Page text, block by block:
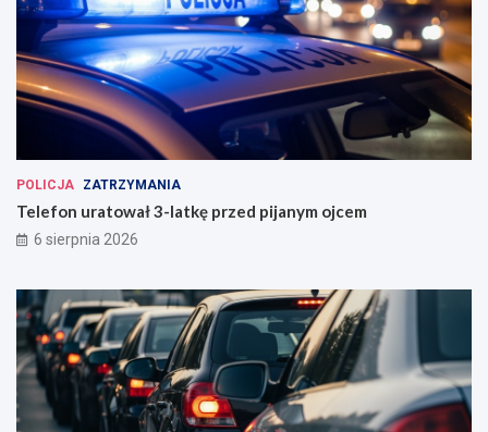
POLICJA ZATRZYMANIA
Telefon uratował 3-latkę przed pijanym ojcem
6 sierpnia 2026